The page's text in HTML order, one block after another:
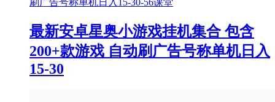
最新安卓星奥小游戏挂机集合 包含
200+款游戏 自动刷广告号称单机日入
15-30